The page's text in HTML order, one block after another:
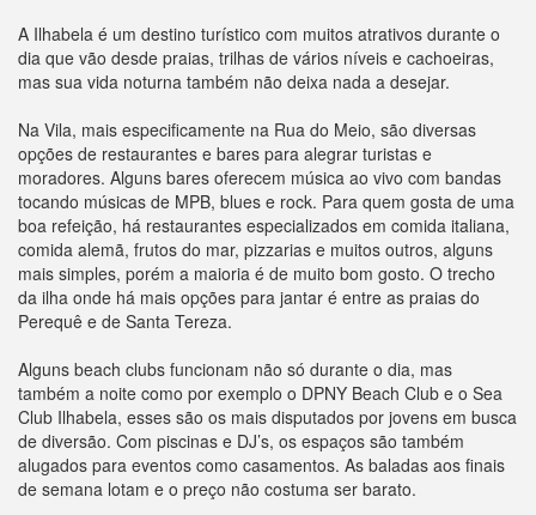
A Ilhabela é um destino turístico com muitos atrativos durante o
dia que vão desde praias, trilhas de vários níveis e cachoeiras,
mas sua vida noturna também não deixa nada a desejar.
Na Vila, mais especificamente na Rua do Meio, são diversas
opções de restaurantes e bares para alegrar turistas e
moradores. Alguns bares oferecem música ao vivo com bandas
tocando músicas de MPB, blues e rock. Para quem gosta de uma
boa refeição, há restaurantes especializados em comida italiana,
comida alemã, frutos do mar, pizzarias e muitos outros, alguns
mais simples, porém a maioria é de muito bom gosto. O trecho
da ilha onde há mais opções para jantar é entre as praias do
Perequê e de Santa Tereza.
Alguns beach clubs funcionam não só durante o dia, mas
também a noite como por exemplo o DPNY Beach Club e o Sea
Club Ilhabela, esses são os mais disputados por jovens em busca
de diversão. Com piscinas e DJ’s, os espaços são também
alugados para eventos como casamentos. As baladas aos finais
de semana lotam e o preço não costuma ser barato.